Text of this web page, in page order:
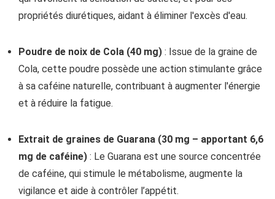
propriétés diurétiques, aidant à éliminer l'excès d'eau.
Poudre de noix de Cola (40 mg) : Issue de la graine de
Cola, cette poudre possède une action stimulante grâce
à sa caféine naturelle, contribuant à augmenter l'énergie
et à réduire la fatigue.
Extrait de graines de Guarana (30 mg – apportant 6,6
mg de caféine) : Le Guarana est une source concentrée
de caféine, qui stimule le métabolisme, augmente la
vigilance et aide à contrôler l’appétit.